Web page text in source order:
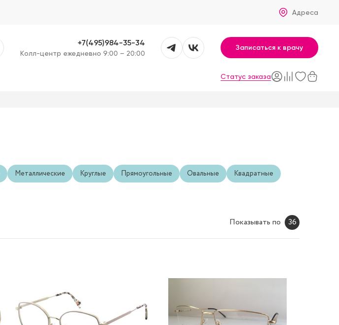
Адреса
+7(495)984-35-34
Kолл-центр ежедневно 9:00 – 20:00
Записаться к врачу
Статус заказа
Металлические Круглые Прямоугольные Овальные
Квадратные
Показывать по 36